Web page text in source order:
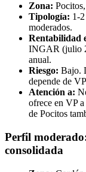
Zona:
Tipología: 1-
moderados.
Rentabilidad
INGAR (julio
anual.
Riesgo: Bajo.
depende de
Atención a:
ofrece en VP
de Pocitos
Perfil
consolidada